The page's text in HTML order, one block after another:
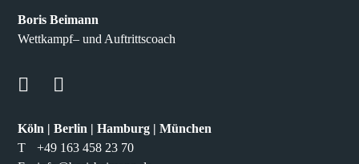
Boris Beimann
Wettkampf– und Auftrittscoach
Köln | Berlin | Hamburg | München
T
+49 163 458 23 70